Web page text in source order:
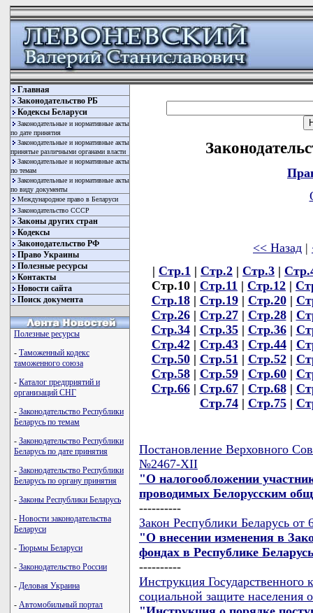
Главная
Законодательство РБ
Кодексы Беларуси
Законодательные и нормативные акты
по дате принятия
Законодательные и нормативные акты
принятые различными органами власти
Законодательные и нормативные акты
по темам
Законодательные и нормативные акты
по виду документы
Международное право в Беларуси
Законодательство СССР
Законы других стран
Кодексы
Законодательство РФ
Право Украины
Полезные ресурсы
Контакты
Новости сайта
Поиск документа
Полезные ресурсы
- Таможенный кодекс
таможенного союза
- Каталог предприятий и
организаций СНГ
- Законодательство Республики
Беларусь по темам
- Законодательство Республики
Беларусь по дате принятия
- Законодательство Республики
Беларусь по органу принятия
- Законы Республики Беларусь
- Новости законодательства
Беларуси
- Тюрьмы Беларуси
- Законодательство России
- Деловая Украина
- Автомобильный портал
<< Назад |
| Стр.1 | Стр.2 | Стр.3 |
Стр.10 | Стр.11 | Стр.12 |
Стр.18| Стр.19| Стр.20|
Стр.26| Стр.27| Стр.28|
Стр.34| Стр.35| Стр.36|
Стр.42| Стр.43| Стр.44|
Стр.50| Стр.51 | Стр.52|
Стр.58| Стр.59| Стр.60|
Стр.66| Стр.67| Стр.68|
Стр.74| Стр.75|
Постановление Верховного
№2467-XII
"О налогообложении
проводимых Белорусским
----------
Закон Республики Беларусь
"О внесении изменения в
фондах в Республике
----------
Инструкция Государственного
социальной защите населения